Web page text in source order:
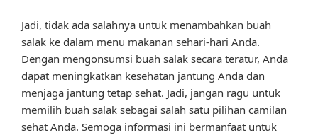
Jadi, tidak ada salahnya untuk menambahkan buah
salak ke dalam menu makanan sehari-hari Anda.
Dengan mengonsumsi buah salak secara teratur, Anda
dapat meningkatkan kesehatan jantung Anda dan
menjaga jantung tetap sehat. Jadi, jangan ragu untuk
memilih buah salak sebagai salah satu pilihan camilan
sehat Anda. Semoga informasi ini bermanfaat untuk